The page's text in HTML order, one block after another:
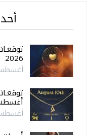
2026
أغسطس 10,
أغسطس 10,